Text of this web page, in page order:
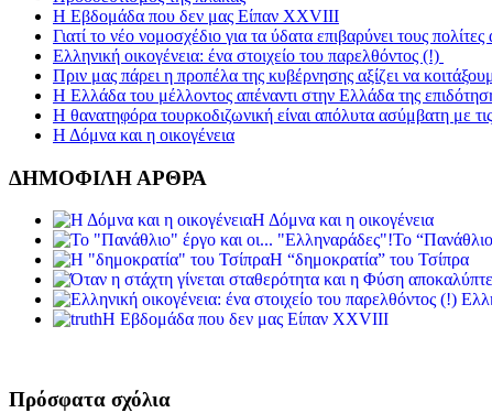
Η Εβδομάδα που δεν μας Είπαν XXVIII
Γιατί το νέο νομοσχέδιο για τα ύδατα επιβαρύνει τους
Ελληνική οικογένεια: ένα στοιχείο του παρελθόντος (!)
Πριν μας πάρει η προπέλα της κυβέρνησης αξίζει να
Η Ελλάδα του μέλλοντος απέναντι στην Ελλάδα της
Η θανατηφόρα τουρκοδιζωνική είναι απόλυτα ασύμβατη με
Η Δόμνα και η οικογένεια
ΔΗΜΟΦΙΛΗ ΑΡΘΡΑ
Η Δόμνα και η οικογένεια
Το
Η “δημοκρατία” του Τσίπρα
Η Εβδομάδα που δεν μας Είπαν XXVIII
Πρόσφατα σχόλια